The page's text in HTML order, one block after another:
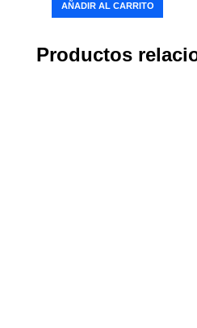
AÑADIR AL CARRITO
Productos